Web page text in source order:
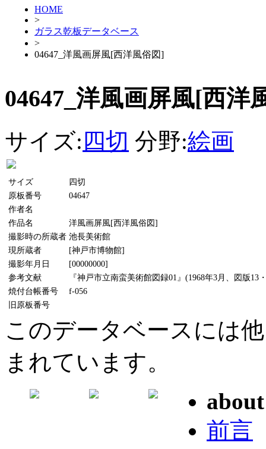
HOME
>
ガラス乾板データベース
>
04647_洋風画屏風[西洋風俗図]
04647_洋風画屏風[西洋
サイズ: 四切 分野:絵画
サイズ
四切
原板番号
04647
作者名
作品名
洋風画屏風[西洋風俗図]
撮影時の所蔵者 池長美術館
現所蔵者
[神戸市博物館]
撮影年月日
[00000000]
参考文献
『神戸市立南蛮美術館図録01』(1968年3月、図版13
焼付台帳番号
f-056
旧原板番号
このデータベースには
まれています。
about
前言